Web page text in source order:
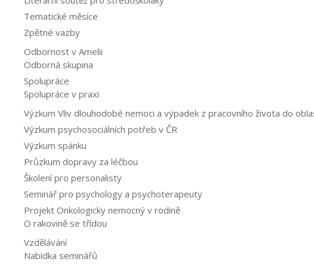
Tematické měsíce
Zpětné vazby
Odbornost v Amelii
Odborná skupina
Spolupráce
Spolupráce v praxi
Výzkum Vliv dlouhodobé nemoci a výpadek z pracovního života do
Výzkum psychosociálních potřeb v ČR
Výzkum spánku
Průzkum dopravy za léčbou
Školení pro personalisty
Seminář pro psychology a psychoterapeuty
Projekt Onkologicky nemocný v rodině
O rakovině se třídou
Vzdělávání
Nabídka seminářů